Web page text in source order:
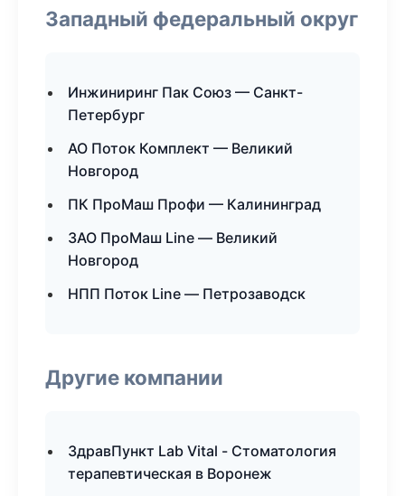
Западный федеральный округ
Инжиниринг Пак Союз — Санкт-
Петербург
АО Поток Комплект — Великий
Новгород
ПК ПроМаш Профи — Калининград
ЗАО ПроМаш Line — Великий
Новгород
НПП Поток Line — Петрозаводск
Другие компании
ЗдравПункт Lab Vital - Стоматология
терапевтическая в Воронеж